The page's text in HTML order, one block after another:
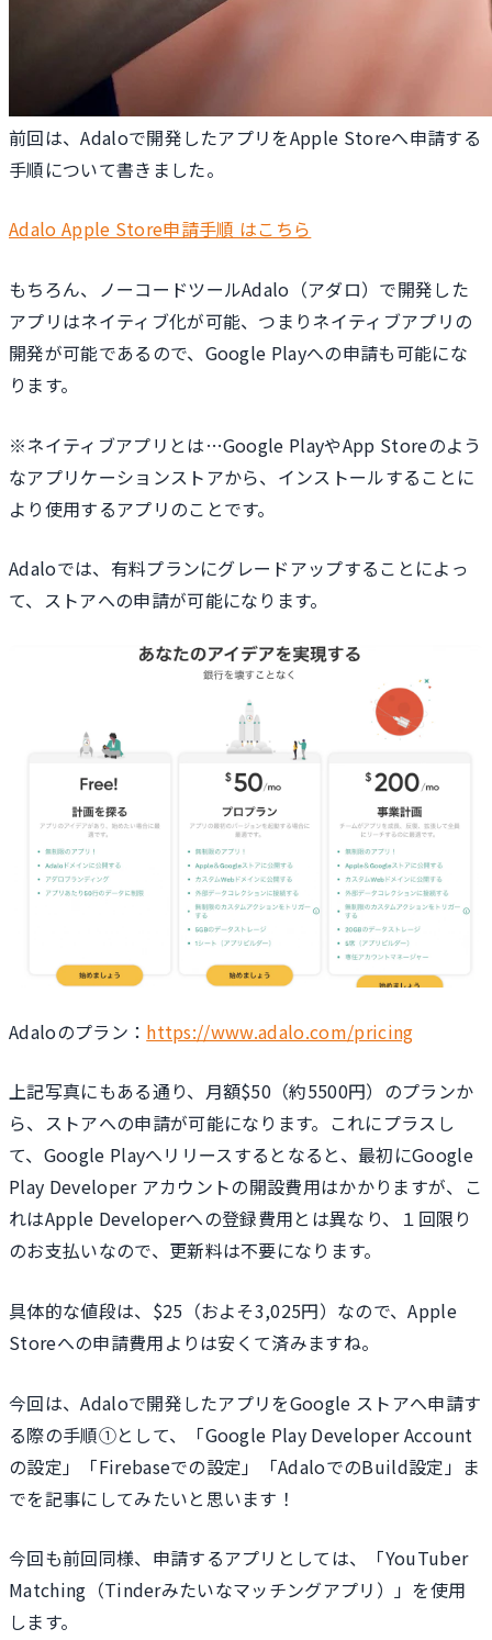
前回は、Adaloで開発したアプリをApple Storeへ申請する
手順について書きました。
Adalo Apple Store申請手順 はこちら
もちろん、ノーコードツールAdalo（アダロ）で開発した
アプリはネイティブ化が可能、つまりネイティブアプリの
開発が可能であるので、Google Playへの申請も可能にな
ります。
※ネイティブアプリとは…Google PlayやApp Storeのよう
なアプリケーションストアから、インストールすることに
より使用するアプリのことです。
Adaloでは、有料プランにグレードアップすることによっ
て、ストアへの申請が可能になります。
Adaloのプラン： https://www.adalo.com/pricing
上記写真にもある通り、月額$50（約5500円）のプランか
ら、ストアへの申請が可能になります。これにプラスし
て、Google Playへリリースするとなると、最初にGoogle
Play Developer アカウントの開設費用はかかりますが、こ
れはApple Developerへの登録費用とは異なり、１回限り
のお支払いなので、更新料は不要になります。
具体的な値段は、$25（およそ3,025円）なので、Apple
Storeへの申請費用よりは安くて済みますね。
今回は、Adaloで開発したアプリをGoogle ストアへ申請す
る際の手順①として、「Google Play Developer Account
の設定」「Firebaseでの設定」「AdaloでのBuild設定」ま
でを記事にしてみたいと思います！
今回も前回同様、申請するアプリとしては、「YouTuber
Matching（Tinderみたいなマッチングアプリ）」を使用
します。